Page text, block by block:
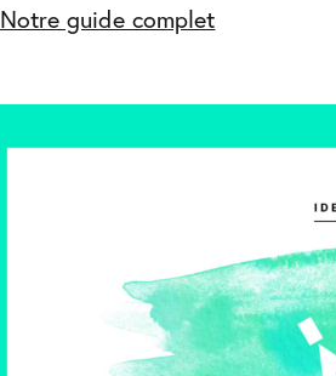
Notre guide complet